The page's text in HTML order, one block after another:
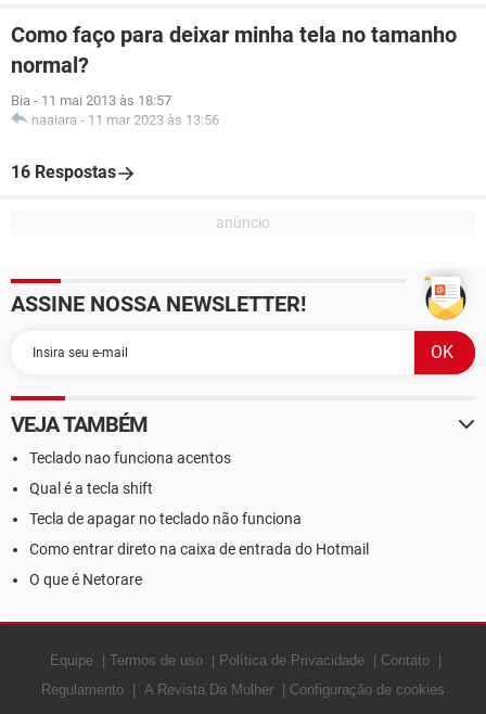
Como faço para deixar minha tela no tamanho
normal?
Bia - 11 mai 2013 às 18:57
naaiara - 11 mar 2023 às 13:56
16 Respostas
ASSINE NOSSA NEWSLETTER!
VEJA TAMBÉM
Teclado nao funciona acentos
Qual é a tecla shift
Tecla de apagar no teclado não funciona
Como entrar direto na caixa de entrada do Hotmail
O que é Netorare
Equipe Termos de uso Política de Privacidade
Contato
Regulamento
A Revista Da Mulher Configuração de cookies